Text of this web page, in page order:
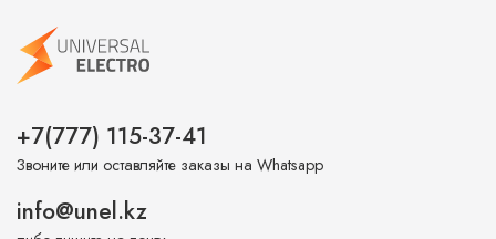
+7(777) 115-37-41
Звоните или оставляйте заказы на Whatsapp
info@unel.kz